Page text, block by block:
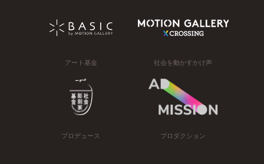
アート基金 社会を動かすかけ声
プロデュース プロダクション